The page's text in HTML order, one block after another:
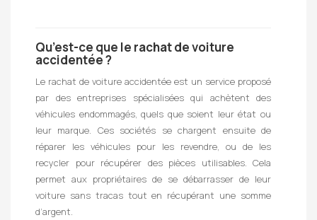
Qu’est-ce que le rachat de voiture
accidentée ?
Le rachat de voiture accidentée est un service proposé
par des entreprises spécialisées qui achètent des
véhicules endommagés, quels que soient leur état ou
leur marque. Ces sociétés se chargent ensuite de
réparer les véhicules pour les revendre, ou de les
recycler pour récupérer des pièces utilisables. Cela
permet aux propriétaires de se débarrasser de leur
voiture sans tracas tout en récupérant une somme
d’argent.